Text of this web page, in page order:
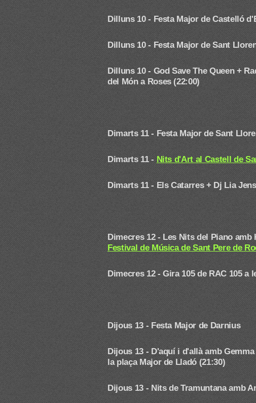
Dilluns 10 - Festa Major de Castelló
Dilluns 10 - Festa Major de Sant
Dilluns 10 - God Save The Queen +
del Món a Roses (22:00)
Dimarts 11 - Festa Major de Sant
Dimarts 11 - Nits d'Art al Castell de
Dimarts 11 - Els Catarres + Dj Lia
Dimecres 12 - Les Nits del Piano amb
Festival de Música de Sant Pere de
Dimecres 12 - Gira 105 de RAC 105 a
Dijous 13 - Festa Major de Darnius
Dijous 13 - D'aquí i d'allà amb
la plaça Major de Lladó (21:30)
Dijous 13 - Nits de Tramuntana amb